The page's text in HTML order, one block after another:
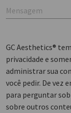
Mensagem
GC Aesthetics®
privacidade e
administrar sua
você pedir. De vez
para perguntar
sobre outros